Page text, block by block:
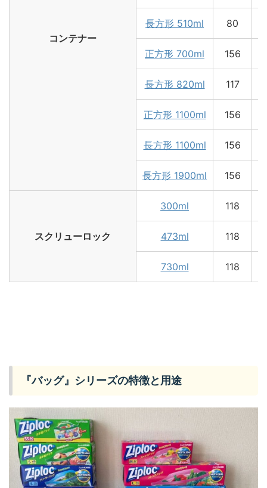
コンテナー
長方形 510ml 80
正方形 700ml 156
長方形 820ml 117
正方形 1100ml 156
長方形 1100ml 156
長方形 1900ml 156
スクリューロック
300ml 118
473ml 118
730ml 118
『バッグ』シリーズの特徴と用途